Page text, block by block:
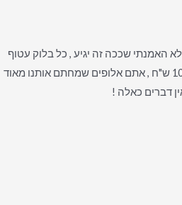
האמנתי שככה זה יגיע , כל בלוק עטוף
בצלופן במבצע של 7 יחידות ב 100 ש"ח , אתם אלופים שמחתם אותנו מאוד
דברים כאלה !